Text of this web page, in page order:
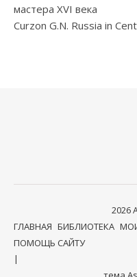
мастера XVI века
Curzon G.N. Russia in
2026
ГЛАВНАЯ БИБЛИОТЕКА
ПОМОЩЬ САЙТУ